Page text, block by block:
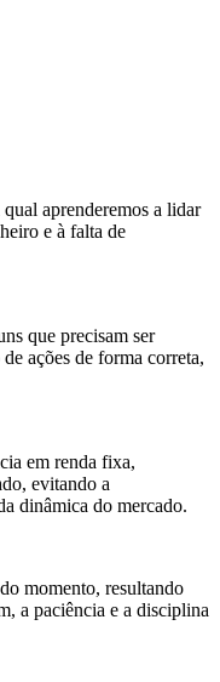
aprenderemos a lidar
e à falta de
que precisam ser
ações de forma correta,
em renda fixa,
evitando a
dinâmica do mercado.
momento, resultando
a paciência e a disciplina